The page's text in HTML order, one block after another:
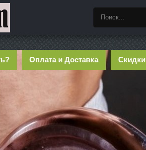
Оплата и Доставка Скидки